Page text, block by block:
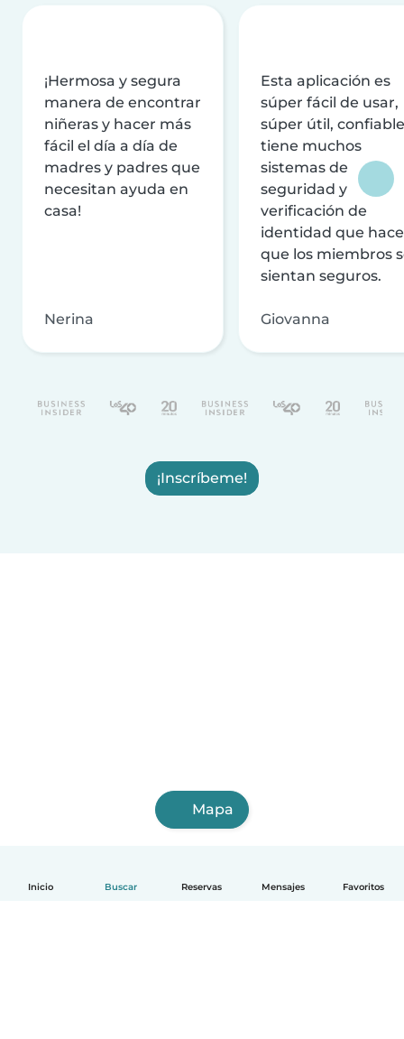
Inicio Buscar Reservas Mensajes Favoritos
¡Hermosa y segura
manera de encontrar
niñeras y hacer más
fácil el día a día de
madres y padres que
necesitan ayuda en
casa!
Nerina
Esta aplicación es
súper fácil de usar,
súper útil,
tiene muchos
sistemas de
seguridad y
verificación de
identidad que
que los miembros
sientan seguros.
Giovanna
¡Inscríbeme!
Mapa